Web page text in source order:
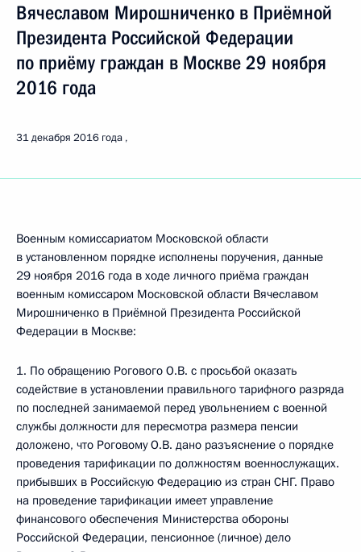
Вячеславом Мирошниченко в Приёмной
Президента Российской Федерации
по приёму граждан в Москве 29 ноября
2016 года
31 декабря 2016 года
Военным комиссариатом Московской области
в установленном порядке исполнены поручения, данные
29 ноября 2016 года в ходе личного приёма граждан
военным комиссаром Московской области Вячеславом
Мирошниченко в Приёмной Президента Российской
Федерации в Москве:
1. По обращению Рогового О.В. с просьбой оказать
содействие в установлении правильного тарифного разряда
по последней занимаемой перед увольнением с военной
службы должности для пересмотра размера пенсии
доложено, что Роговому О.В. дано разъяснение о порядке
проведения тарификации по должностям военнослужащих.
прибывших в Российскую Федерацию из стран СНГ. Право
на проведение тарификации имеет управление
финансового обеспечения Министерства обороны
Российской Федерации, пенсионное (личное) дело